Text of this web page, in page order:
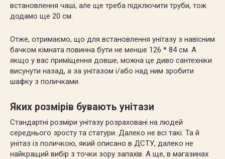
встановлення чаші, але ще треба підключити труби, тож
додамо ще 20 см.
Отже, отримаємо, що для встановлення унітазу з навісним
бачком кімната повинна бути не менше 126 * 84 см. А
якщо у вас приміщення довше, можна це диво сантехніки
висунути назад, а за унітазом і/або над ним зробити
шафку з поличками.
Яких розмірів бувають унітази
Стандартні розміри унітазу розраховані на людей
середнього зросту та статури. Далеко не всі такі. Та й
унітаз із поличкою, який описано в ДСТУ, далеко не
найкращий вибір з точки зору запахів. А ще, в магазинах